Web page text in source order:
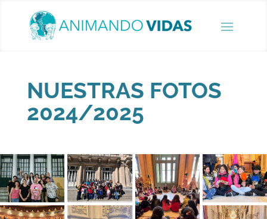
NUESTRAS FOTOS
2024/2025